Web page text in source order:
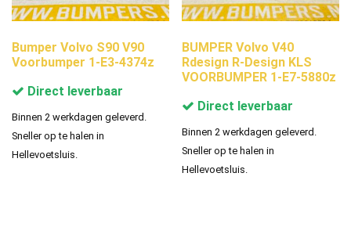
Bumper Volvo S90 V90
Voorbumper 1-E3-4374z
Direct leverbaar
Binnen 2 werkdagen geleverd.
Sneller op te halen in
Hellevoetsluis.
BUMPER Volvo V40
Rdesign R-Design KLS
VOORBUMPER 1-E7-5880z
Direct leverbaar
Binnen 2 werkdagen geleverd.
Sneller op te halen in
Hellevoetsluis.